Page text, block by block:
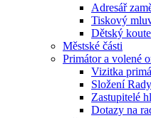
Adresář
Tiskový
Dětský
Městské části
Primátor a volené
Vizitka
Složení
Zastupitelé
Dotazy na